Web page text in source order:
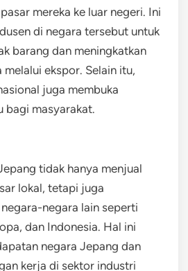
mereka ke luar negeri. Ini
di negara tersebut untuk
barang dan meningkatkan
ekspor. Selain itu,
juga membuka
bagi masyarakat.
tidak hanya menjual
lokal, tetapi juga
negara lain seperti
dan Indonesia. Hal ini
negara Jepang dan
kerja di sektor industri